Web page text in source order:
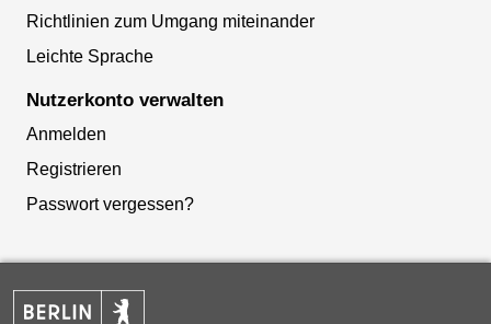
Richtlinien zum Umgang miteinander
Leichte Sprache
Nutzerkonto verwalten
Anmelden
Registrieren
Passwort vergessen?